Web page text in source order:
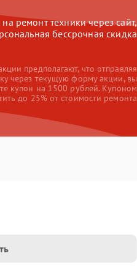
ремонт техники через сайт,
бессрочная скидка
предполагают, что отправляя
через текущую форму акции, вы
купон на 1500 рублей. Купоном
до 25% от стоимости ремонта